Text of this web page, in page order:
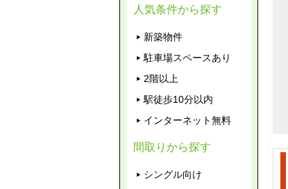
人気条件から探す
新築物件
駐車場スペースあり
2階以上
駅徒歩10分以内
インターネット無料
間取りから探す
シングル向け